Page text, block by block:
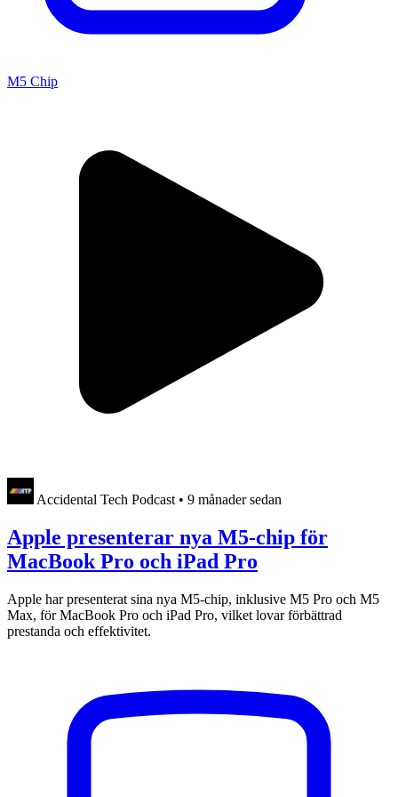
M5 Chip
Accidental Tech Podcast • 9 månader sedan
Apple presenterar nya M5-chip för
MacBook Pro och iPad Pro
Apple har presenterat sina nya M5-chip, inklusive M5 Pro och M5
Max, för MacBook Pro och iPad Pro, vilket lovar förbättrad
prestanda och effektivitet.